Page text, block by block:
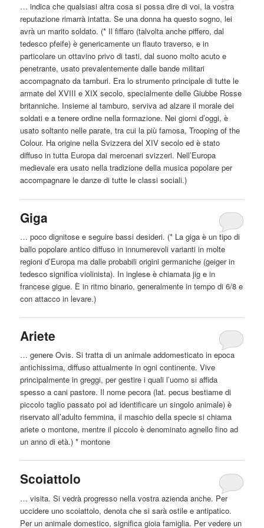
… indica che qualsiasi altra cosa si possa dire di voi, la vostra
reputazione rimarrà intatta. Se una donna ha questo sogno, lei
avrà un marito soldato. (* Il fiffaro (talvolta anche piffero, dal
tedesco pfeife) è genericamente un flauto traverso, e in
particolare un ottavino privo di tasti, dal suono molto acuto e
penetrante, usato prevalentemente dalle bande militari
accompagnato da tamburi. Era lo strumento principale di tutte le
armate del XVIII e XIX secolo, specialmente delle Giubbe Rosse
britanniche. Insieme al tamburo, serviva ad alzare il morale dei
soldati e a tenere ordine nella formazione. Nei giorni d’oggi, è
usato soltanto nelle parate, tra cui la più famosa, Trooping of the
Colour. Ha origine nella Svizzera del XIV secolo ed è stato
diffuso in tutta Europa dai mercenari svizzeri. Nell’Europa
medievale era usato nella tradizione della musica popolare per
accompagnare le danze di tutte le classi sociali.)
Giga
… poco dignitose e seguire bassi desideri. (* La giga è un tipo di
ballo popolare antico diffuso in innumerevoli varianti in molte
regioni d’Europa ma dalle probabili origini germaniche (geiger in
tedesco significa violinista). In inglese è chiamata jig e in
francese gigue. È in ritmo binario, generalmente in tempo di 6/8 e
con attacco in levare.)
Ariete
… genere Ovis. Si tratta di un animale addomesticato in epoca
antichissima, diffuso attualmente in ogni continente. Vive
principalmente in greggi, per gestire i quali l’uomo si affida
spesso a canipastore. Il nome pecora (lat. pecus bestiame di
piccolo taglio passato poi ad identificare un singolo animale) è
riservato all’adulto femmina, il maschio della specie si chiama
ariete o montone, mentre il piccolo è denominato agnello fino ad
un anno di età.) * montone
Scoiattolo
… visita. Si vedrà progresso nella vostra azienda anche. Per
uccidere uno scoiattolo, denota che si sarà ostile e antipatico.
Per un animale domestico, significa gioia famiglia. Per vedere un